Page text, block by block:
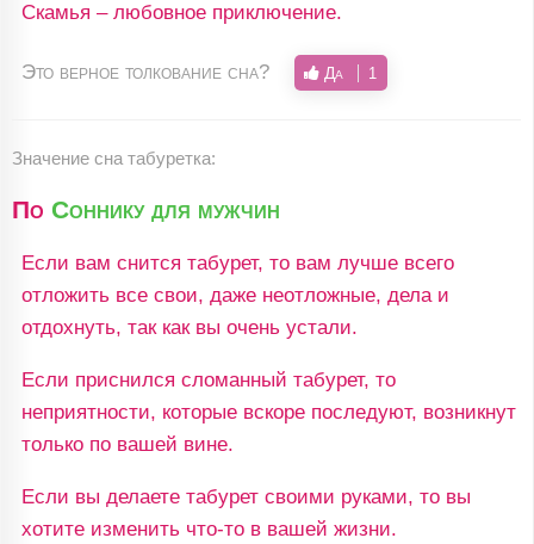
Скамья – любовное приключение.
Это верное толкование сна? Да 1
Значение сна табуретка:
По Соннику для мужчин
Если вам снится табурет, то вам лучше всего
отложить все свои, даже неотложные, дела и
отдохнуть, так как вы очень устали.
Если приснился сломанный табурет, то
неприятности, которые вскоре последуют, возникнут
только по вашей вине.
Если вы делаете табурет своими руками, то вы
хотите изменить что-то в вашей жизни.